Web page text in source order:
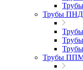
Трубы
Трубы